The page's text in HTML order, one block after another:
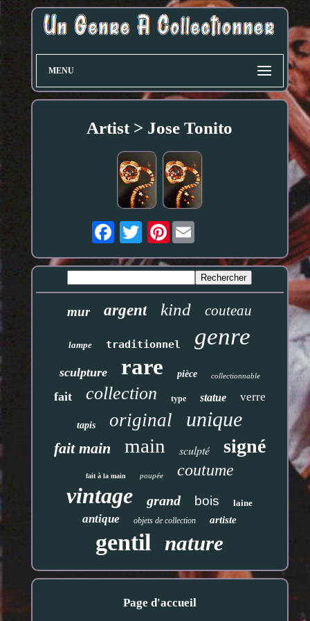
MENU
Artist > Jose Tonito
Pinterest
mur argent kind couteau
lampe traditionnel genre
sculpture rare pièce collectionnable
fait collection type statue verre
tapis original unique
fait main main sculpté signé
fait à la main poupée coutume
vintage grand bois laine
antique objets de collection artiste
gentil nature
Page d'accueil